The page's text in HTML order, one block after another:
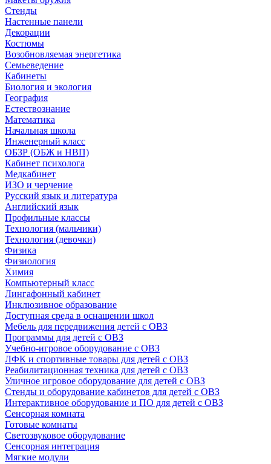
Стенды
Настенные панели
Декорации
Костюмы
Возобновляемая энергетика
Семьеведение
Кабинеты
Биология и экология
География
Естествознание
Математика
Начальная школа
Инженерный класс
ОБЗР (ОБЖ и НВП)
Кабинет психолога
Медкабинет
ИЗО и черчение
Русский язык и литература
Английский язык
Профильные классы
Технология (мальчики)
Технология (девочки)
Физика
Физиология
Химия
Компьютерный класс
Лингафонный кабинет
Инклюзивное образование
Доступная среда в оснащении школ
Мебель для передвижения детей с ОВЗ
Программы для детей с ОВЗ
Учебно-игровое оборудование с ОВЗ
ЛФК и спортивные товары для детей с ОВЗ
Реабилитационная техника для детей с ОВЗ
Уличное игровое оборудование для детей с ОВЗ
Стенды и оборудование кабинетов для детей с ОВЗ
Интерактивное оборудование и ПО для детей с ОВЗ
Сенсорная комната
Готовые комнаты
Светозвуковое оборудование
Сенсорная интеграция
Мягкие модули